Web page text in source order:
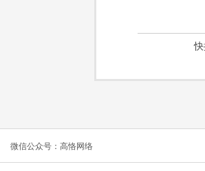
微信公众号：高恪网络